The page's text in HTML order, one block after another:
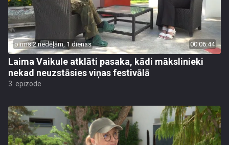
pirms 2 nedēļām, 1 dienas 00:06:44
Laima Vaikule atklāti pasaka, kādi mākslinieki
nekad neuzstāsies viņas festivālā
3. epizode